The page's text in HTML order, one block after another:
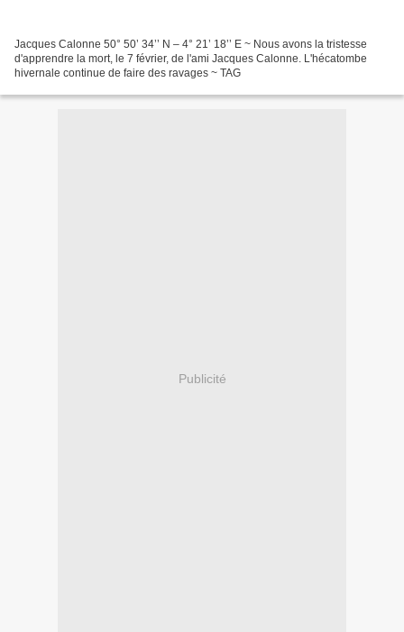
Jacques Calonne 50° 50’ 34’’ N – 4° 21’ 18’’ E ~ Nous avons la tristesse
d'apprendre la mort, le 7 février, de l'ami Jacques Calonne. L'hécatombe
hivernale continue de faire des ravages ~ TAG
Publicité